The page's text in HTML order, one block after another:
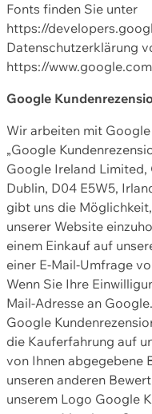
Fonts finden Sie unter
https://
Datenschutzerklärung
https://
Google
Wir arbeiten mit
„Google
Google Ireland Limited,
Dublin, D04 E5W5,
gibt uns die
unserer Website
einem Einkauf auf
einer E-Mail-Umfrage
Wenn Sie Ihre
Mail-Adresse an
Google
die Kauferfahrung auf
von Ihnen abgegebene
unseren anderen
unserem Logo Google